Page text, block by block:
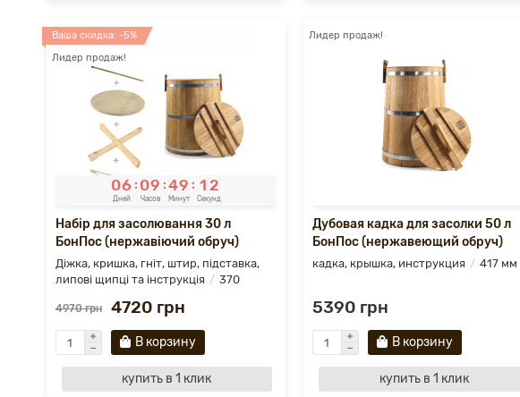
Ваша скидка: -5%
Лидер продаж!
06
Дней
: 09
Часов
:49
Минут
: 1 0
Секунд
Набір для засолювання 30 л
БонПос (нержавіючий обруч)
Діжка, кришка, гніт, штир, підставка,
липові щипці та інструкція
370
4970 грн 4720 грн
В корзину
купить в 1 клик
Лидер продаж!
Дубовая кадка для засолки 50 л
БонПос (нержавеющий обруч)
кадка, крышка, инструкция 417 мм
5390 грн
В корзину
купить в 1 клик